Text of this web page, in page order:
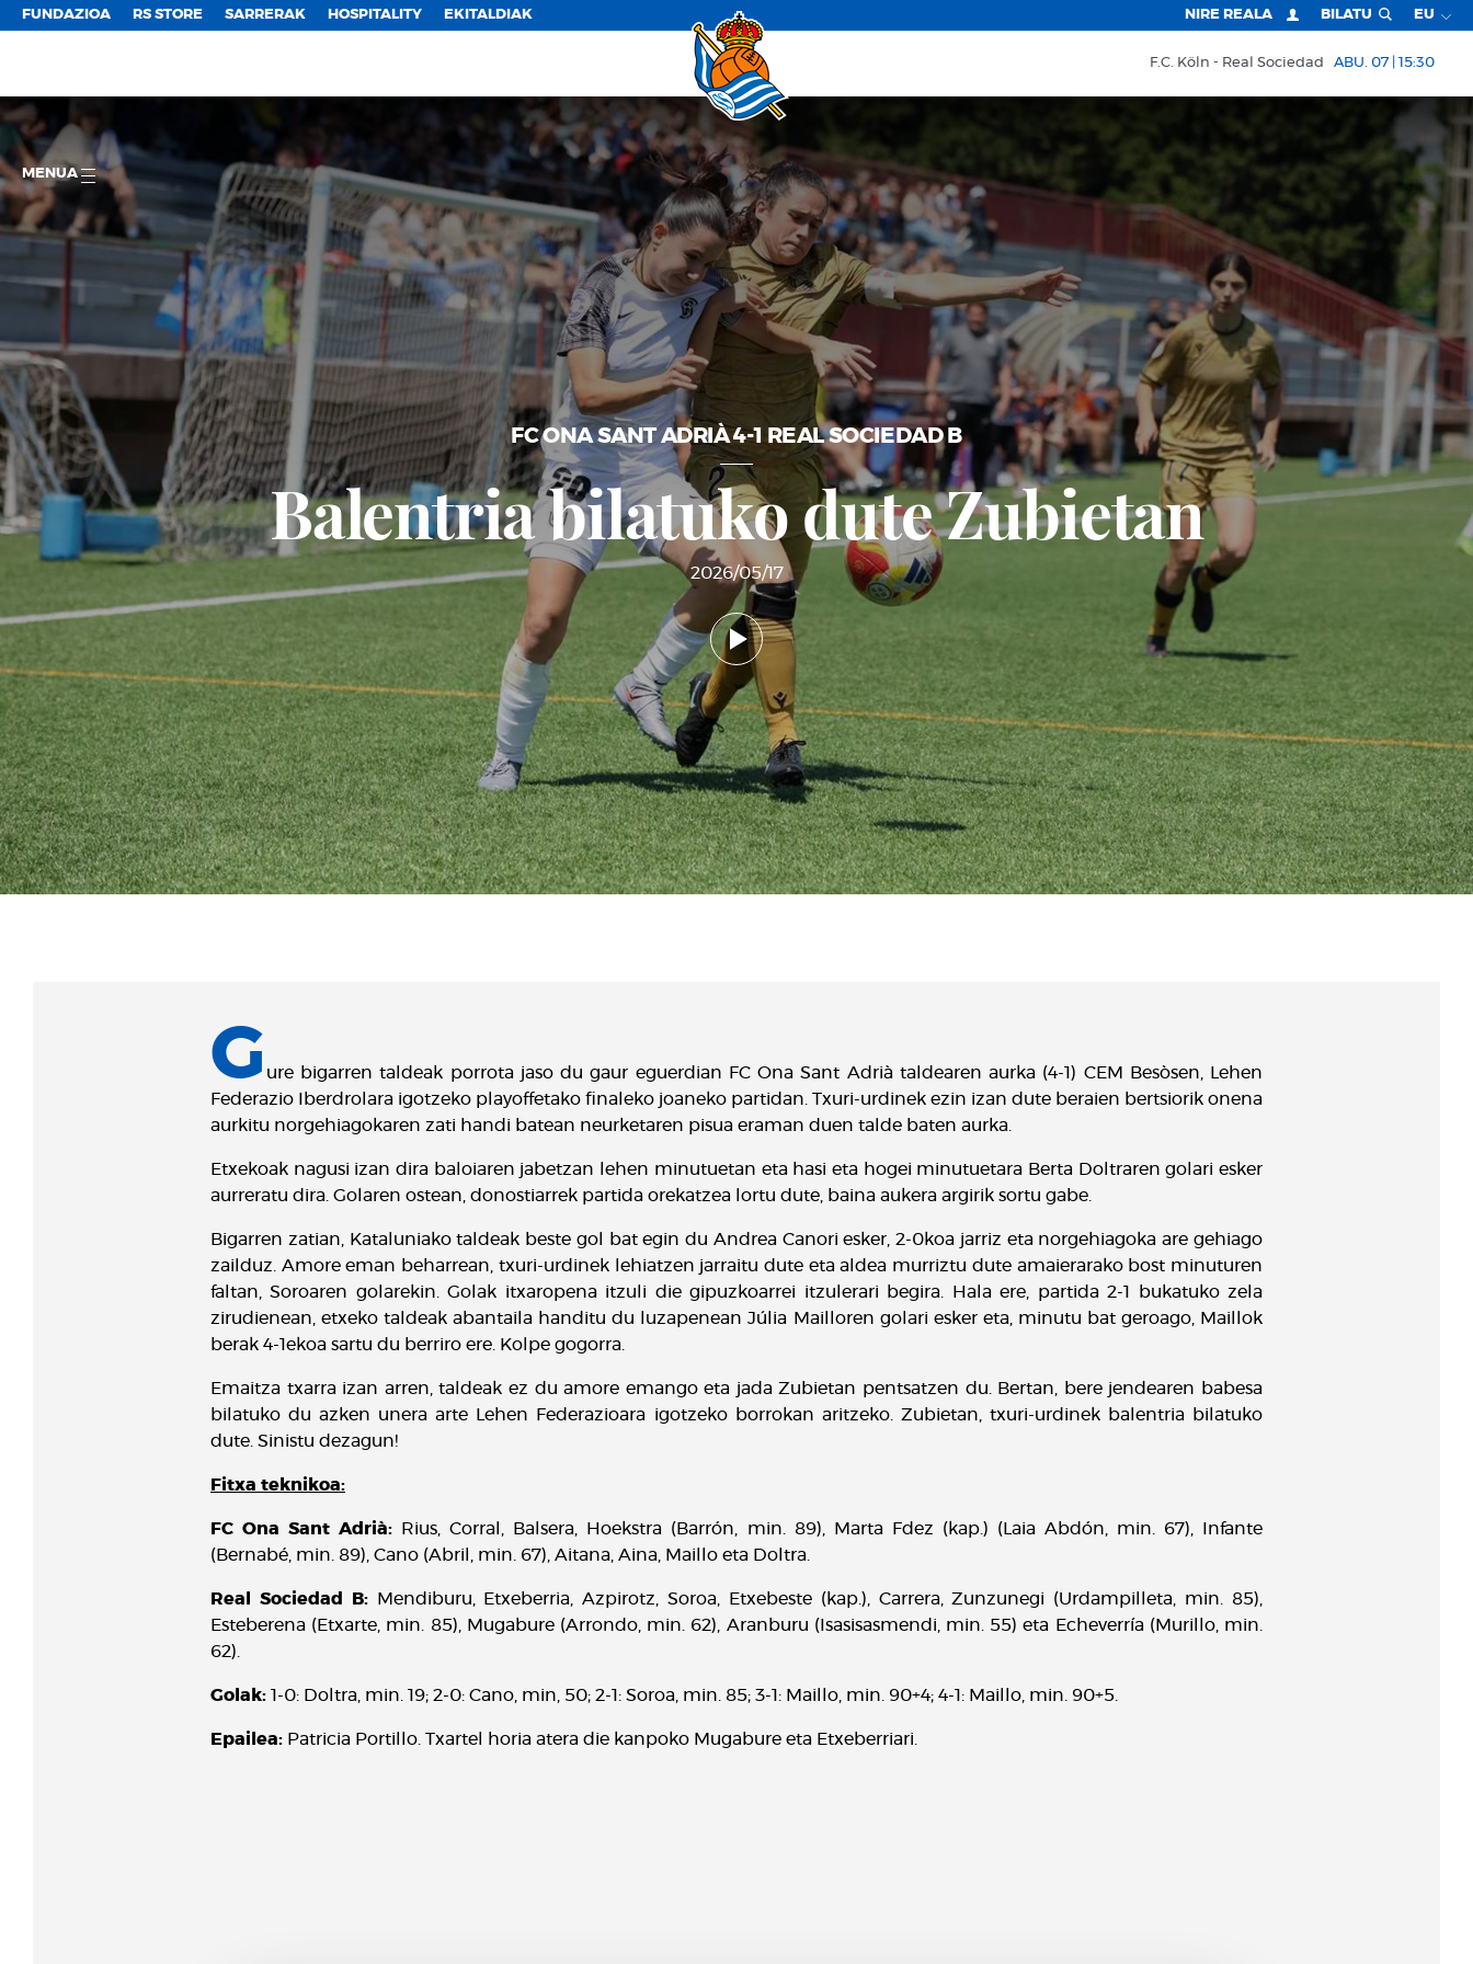
FUNDAZIOA RS STORE SARRERAK HOSPITALITY EKITALDIAK NIRE REALA BILATU EU
F.C. Köln Real Sociedad ABU. 07 | 15:30
MENUA
FC ONA SANT ADRIÀ 4-1 REAL SOCIEDAD B
Balentria bilatuko dute Zubietan
2026/05/17
G ure bigarren taldeak porrota jaso du gaur eguerdian FC Ona Sant Adrià taldearen aurka (4-1) CEM Besòsen, Lehen
Federazio Iberdrolara igotzeko playoffetako finaleko joaneko partidan. Txuri-urdinek ezin izan dute beraien bertsiorik onena
aurkitu norgehiagokaren zati handi batean neurketaren pisua eraman duen talde baten aurka.
Etxekoak nagusi izan dira baloiaren jabetzan lehen minutuetan eta hasi eta hogei minutuetara Berta Doltraren golari esker
aurreratu dira. Golaren ostean, donostiarrek partida orekatzea lortu dute, baina aukera argirik sortu gabe.
Bigarren zatian, Kataluniako taldeak beste gol bat egin du Andrea Canori esker, 2-0koa jarriz eta norgehiagoka are gehiago
zailduz. Amore eman beharrean, txuri-urdinek lehiatzen jarraitu dute eta aldea murriztu dute amaierarako bost minuturen
faltan, Soroaren golarekin. Golak itxaropena itzuli die gipuzkoarrei itzulerari begira. Hala ere, partida 2-1 bukatuko zela
zirudienean, etxeko taldeak abantaila handitu du luzapenean Júlia Mailloren golari esker eta, minutu bat geroago, Maillok
berak 4-1ekoa sartu du berriro ere. Kolpe gogorra.
Emaitza txarra izan arren, taldeak ez du amore emango eta jada Zubietan pentsatzen du. Bertan, bere jendearen babesa
bilatuko du azken unera arte Lehen Federazioara igotzeko borrokan aritzeko. Zubietan, txuri-urdinek balentria bilatuko
dute. Sinistu dezagun!
Fitxa teknikoa:
FC Ona Sant Adrià:
Rius, Corral, Balsera, Hoekstra (Barrón, min. 89), Marta Fdez (kap.) (Laia Abdón, min. 67), Infante
(Bernabé, min. 89), Cano (Abril, min. 67), Aitana, Aina, Maillo eta Doltra.
Real Sociedad B:
Mendiburu, Etxeberria, Azpirotz, Soroa, Etxebeste (kap.), Carrera, Zunzunegi (Urdampilleta, min. 85),
Esteberena (Etxarte, min. 85), Mugabure (Arrondo, min. 62), Aranburu (Isasisasmendi, min. 55) eta Echeverría (Murillo, min.
62).
Golak: 1-0: Doltra, min. 19; 2-0: Cano, min, 50; 2-1: Soroa, min. 85; 3-1: Maillo, min. 90+4; 4-1: Maillo, min. 90+5.
Epailea: Patricia Portillo. Txartel horia atera die kanpoko Mugabure eta Etxeberriari.